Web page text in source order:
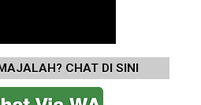
CHAT DI SINI